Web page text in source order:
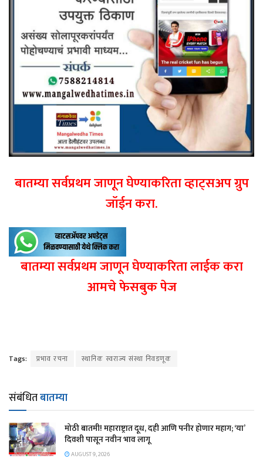
बातम्या सर्वप्रथम जाणून घेण्याकरिता व्हाट्सअप ग्रुप
जॉईन करा.
बातम्या सर्वप्रथम जाणून घेण्याकरिता लाईक करा
आमचे फेसबुक पेज
Tags: प्रभाव रचना स्थानिक स्वराज्य संस्था निवडणूक
संबंधितबातम्या
मोठी बातमी! महाराष्ट्रात दूध, दही आणि पनीर होणार महाग; ‘या’
दिवशी पासून नवीन भाव लागू
AUGUST 9, 2026